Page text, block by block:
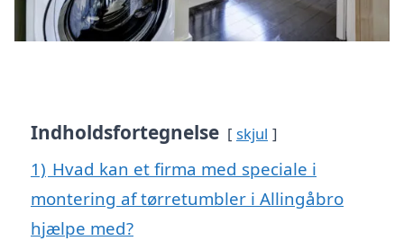
Indholdsfortegnelse skjul
1) Hvad kan et firma med speciale i
montering af tørretumbler i Allingåbro
hjælpe med?